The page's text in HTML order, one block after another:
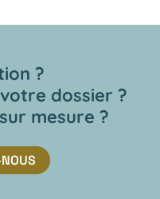
?
dossier ?
mesure ?